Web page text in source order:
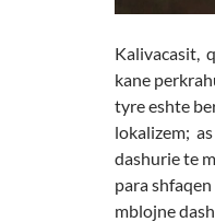
Kalivacasit,
kane
tyre eshte
lokalizem;
dashurie te
para
mblojne